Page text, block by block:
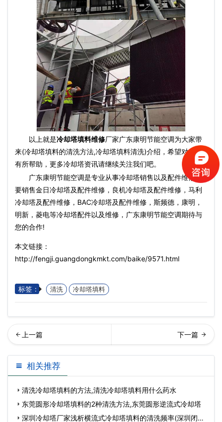
以上就是冷却塔填料维修厂家广东康明节能空调为大家带
来(冷却塔填料的清洗方法,冷却塔填料清洗)介绍，希望对大家
有所帮助，更多冷却塔资讯请继续关注我们吧。
广东康明节能空调是专业从事冷却塔销售以及配件维修主
要销售金日冷却塔及配件维修，良机冷却塔及配件维修，马利
冷却塔及配件维修，BAC冷却塔及配件维修，斯频德，康明，
明新，菱电等冷却塔配件以及维修，广东康明节能空调期待与
您的合作!
本文链接：
http://fengji.guangdongkmkt.com/baike/9571.html
标签： 清洗 冷却塔填料
却塔配件填料主要用在哪些
地方？,冷却塔配件…
璃钢冷却塔配件的维护技术,
玻璃钢冷却塔厂
相关推荐
清洗冷却塔填料的方法,清洗冷却塔填料用什么药水
东莞圆形冷却塔填料的2种清洗方法,东莞圆形逆流式冷却塔
深圳冷却塔厂家浅析横流式冷却塔填料的清洗频率(深圳闭式